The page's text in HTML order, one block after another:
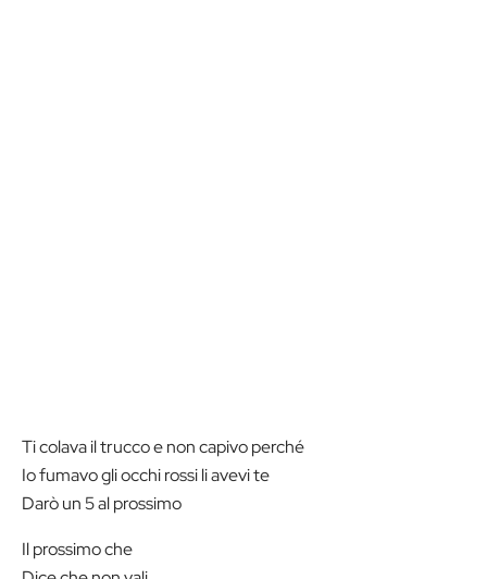
Ti colava il trucco e non capivo perché
Io fumavo gli occhi rossi li avevi te
Darò un 5 al prossimo
Il prossimo che